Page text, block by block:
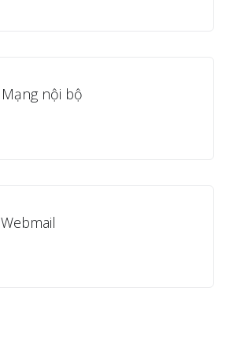
Mạng nội bộ
Webmail